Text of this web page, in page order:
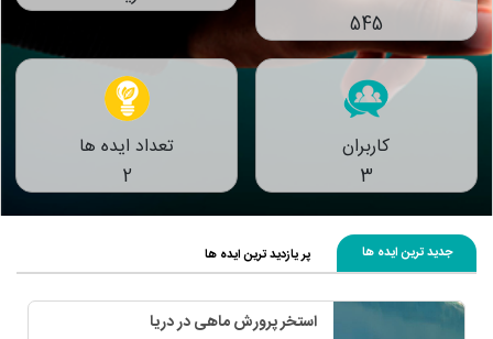
545
کاربران
3
تعداد ایده ها
2
جدید ترین ایده ها پر یازدید ترین ایده ها
استخر پرورش ماهی در دریا